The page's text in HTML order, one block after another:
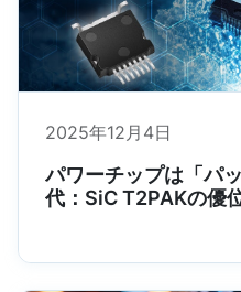
2025年12月4日
パワーチップは「パ
代：SiC T2PAKの優